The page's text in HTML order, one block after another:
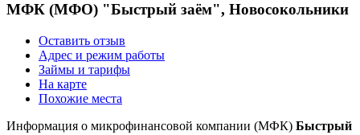
МФК (МФО) "Быстрый заём", Новосокольники
Оставить отзыв
Адрес и режим работы
Займы и тарифы
На карте
Похожие места
Информация о микрофинансовой компании (МФК) Быстрый